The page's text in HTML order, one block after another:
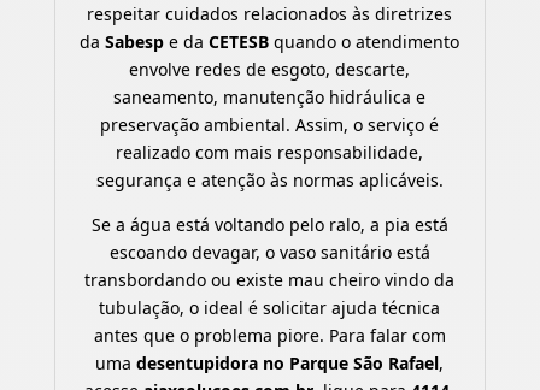
respeitar cuidados relacionados às diretrizes
daSabesp e daCETESB quando o atendimento
envolve redes de esgoto, descarte,
saneamento, manutenção hidráulica e
preservação ambiental. Assim, o serviço é
realizado com mais responsabilidade,
segurança e atenção às normas aplicáveis.
Se a água está voltando pelo ralo, a pia está
escoando devagar, o vaso sanitário está
transbordando ou existe mau cheiro vindo da
tubulação, o ideal é solicitar ajuda técnica
antes que o problema piore. Para falar com
umadesentupidora no Parque São Rafael,